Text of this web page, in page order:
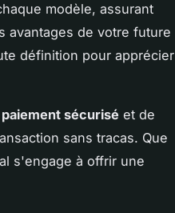
modèle, assurant
avantages de votre future
définition pour apprécier
paiement sécurisé et de
sans tracas. Que
s'engage à offrir une